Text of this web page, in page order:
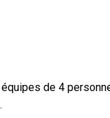
de 4